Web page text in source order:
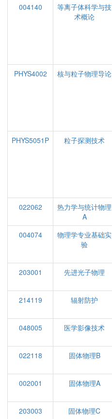
004140
等离子体科学与技
术概论
PHYS4002
核与粒子物理导论
PHYS5051P
粒子探测技术
022062
热力学与统计物理
A
004074
物理学专业基础实
验
203001 先进光子物理
214119
辐射防护
048005
医学影像技术
022118
固体物理B
002001
固体物理A
203003
固体物理C